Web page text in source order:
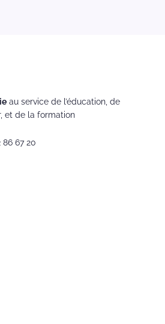
au service de l’éducation, de
et de la formation
86 67 20